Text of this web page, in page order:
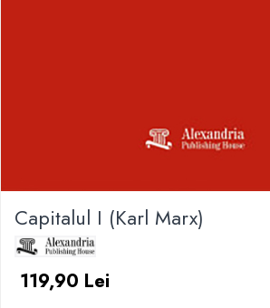
Capitalul I (Karl Marx)
119,90 Lei